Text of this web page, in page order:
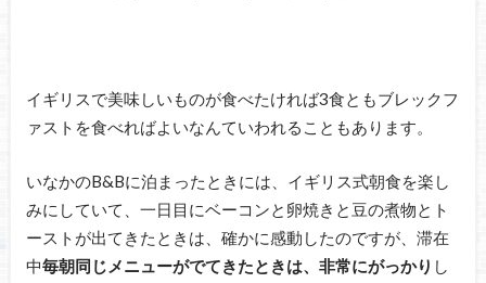
イギリスで美味しいものが食べたければ3食ともブレックフ
ァストを食べればよいなんていわれることもあります。
いなかのB&Bに泊まったときには、イギリス式朝食を楽し
みにしていて、一日目にベーコンと卵焼きと豆の煮物とト
ーストが出てきたときは、確かに感動したのですが、滞在
中毎朝同じメニューがでてきたときは、非常にがっかり し